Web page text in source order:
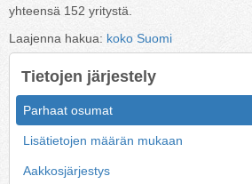
yhteensä 152 yritystä.
Laajenna hakua: koko Suomi
Tietojen järjestely
Parhaat osumat
Lisätietojen määrän mukaan
Aakkosjärjestys